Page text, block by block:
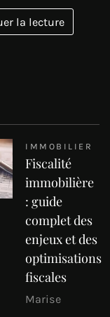
la lecture
IMMOBILIER
Fiscalité
immobilière
: guide
complet des
enjeux et des
optimisations
fiscales
Marise